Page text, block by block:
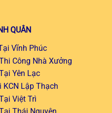
QUÂN
Vĩnh Phúc
Công Nhà Xưởng
Yên Lạc
Lập Thạch
Việt Trì